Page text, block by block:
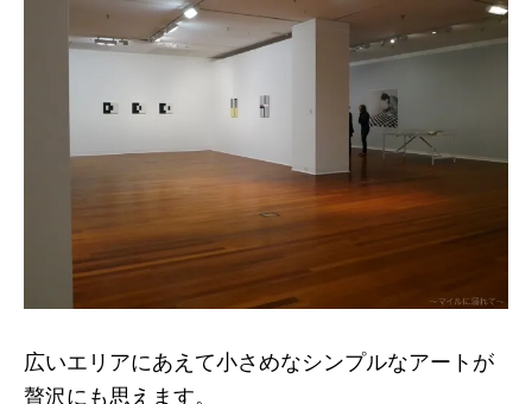
広いエリアにあえて小さめなシンプルなアートが
贅沢にも思えます。